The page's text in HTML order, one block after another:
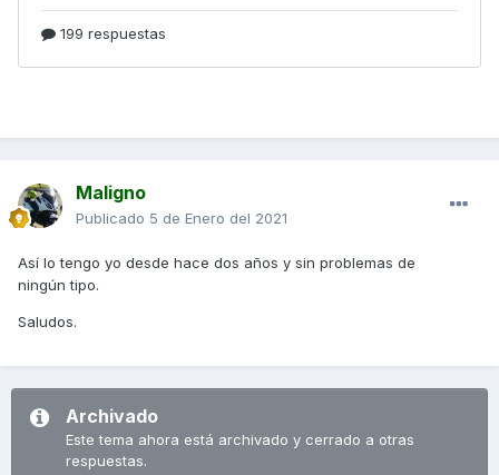
Maligno
Publicado 5 de Enero del 2021
Así lo tengo yo desde hace dos años y sin problemas de
ningún tipo.
Saludos.
Archivado
Este tema ahora está archivado y cerrado a otras
respuestas.